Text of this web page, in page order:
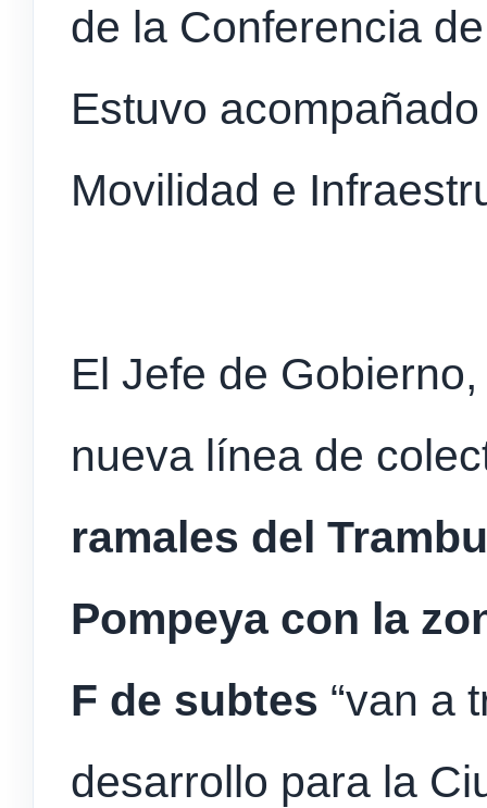
de la Conferencia
Estuvo
Movilidad e
El Jefe de
nueva línea de
ramales del
Pompeya con la
F de subtes “van a
desarrollo para la